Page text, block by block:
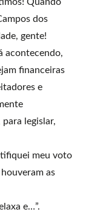
dos
gente!
acontecendo,
financeiras
e
legislar,
meu voto
as
e…”.